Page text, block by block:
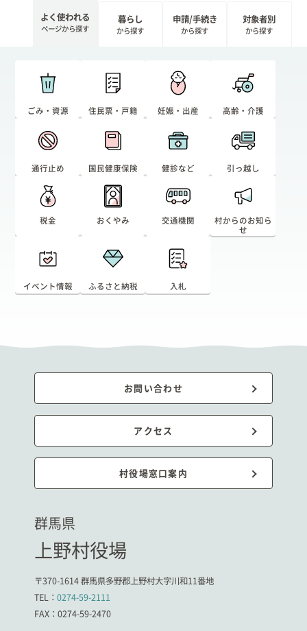
よく使われる
ページから探す
暮らし
から探す
申請/手続き
から探す
対象者別
から探す
ごみ・資源 住民票・戸籍 妊娠・出産 高齢・介護
通行止め 国民健康保険 健診など 引っ越し
税金 おくやみ 交通機関
村からのお知ら
せ
イベント情報 ふるさと納税 入札
お問い合わせ
アクセス
村役場窓口案内
群馬県
上野村役場
〒370-1614 群馬県多野郡上野村大字川和11番地
TEL： 0274-59-2111
FAX：0274-59-2470